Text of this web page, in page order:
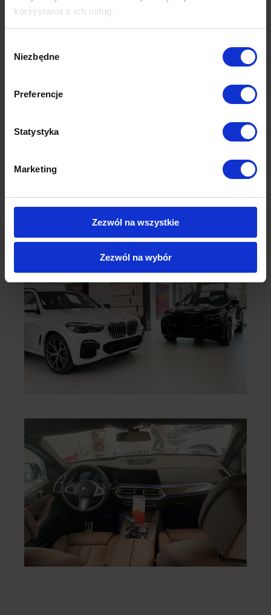
korzystania z ich usług.
zgody
Niezbędne
Preferencje
Statystyka
Marketing
Zezwól na wszystkie
Zezwól na wybór